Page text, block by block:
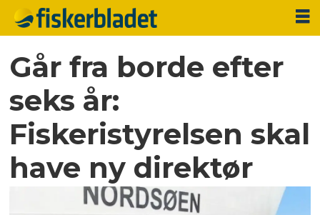
Går fra borde efter
seks år:
Fiskeristyrelsen skal
have ny direktør